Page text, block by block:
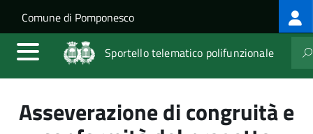
Salta al contenuto principale
Skip to site navigation
Comune di Pomponesco
Sportello telematico polifunzionale
Asseverazione di congruità e